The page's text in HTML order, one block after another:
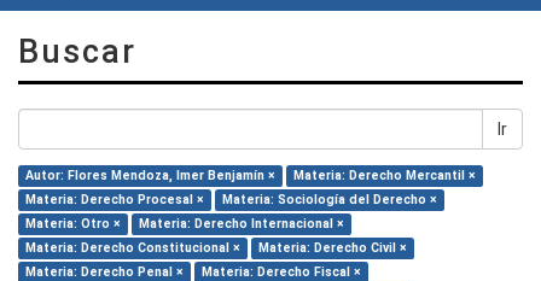
Buscar
Ir
Autor: Flores Mendoza, Imer Benjamín ×
Materia: Derecho Mercantil ×
Materia: Derecho Procesal ×
Materia: Sociología del Derecho ×
Materia: Otro ×
Materia: Derecho Internacional ×
Materia: Derecho Constitucional ×
Materia: Derecho Civil ×
Materia: Derecho Penal ×
Materia: Derecho Fiscal ×